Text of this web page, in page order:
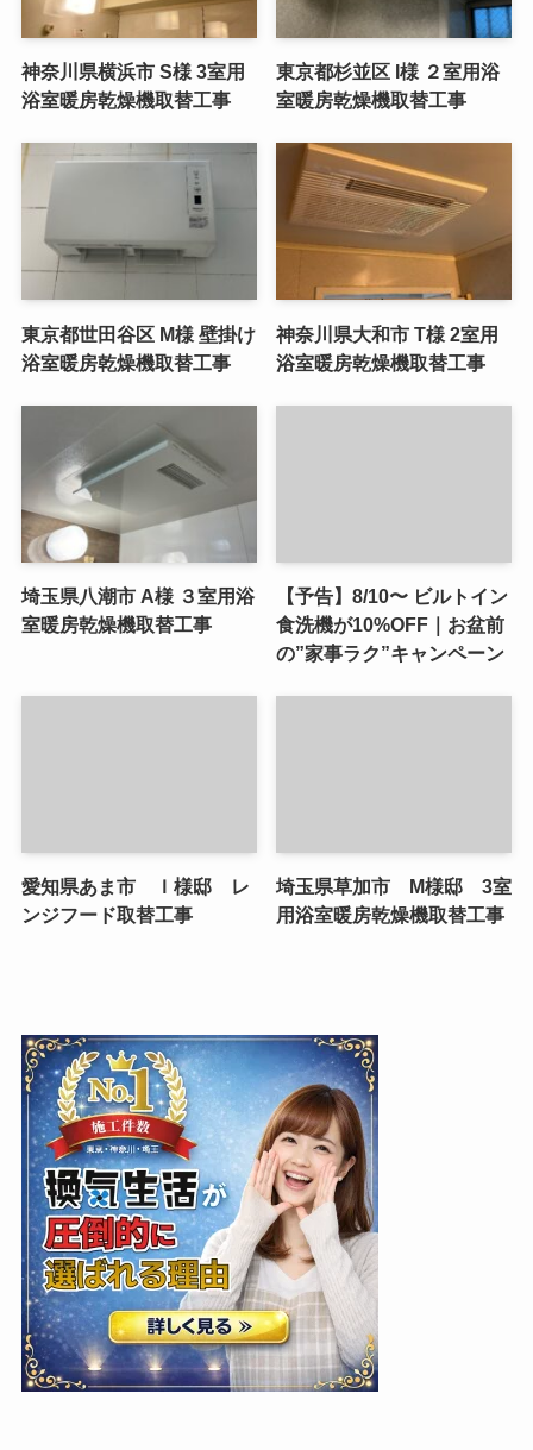
神奈川県横浜市 S様 3室用
浴室暖房乾燥機取替工事
東京都杉並区 I様 ２室用浴
室暖房乾燥機取替工事
東京都世田谷区 M様 壁掛け
浴室暖房乾燥機取替工事
神奈川県大和市 T様 2室用
浴室暖房乾燥機取替工事
埼玉県八潮市 A様 ３室用浴
室暖房乾燥機取替工事
【予告】8/10〜 ビルトイン
食洗機が10%OFF｜お盆前
の”家事ラク”キャンペーン
愛知県あま市 Ｉ様邸 レ
ンジフード取替工事
埼玉県草加市 M様邸 3室
用浴室暖房乾燥機取替工事